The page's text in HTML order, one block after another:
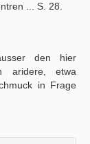
... S. 28.
den hier
aridere, etwa
in Frage